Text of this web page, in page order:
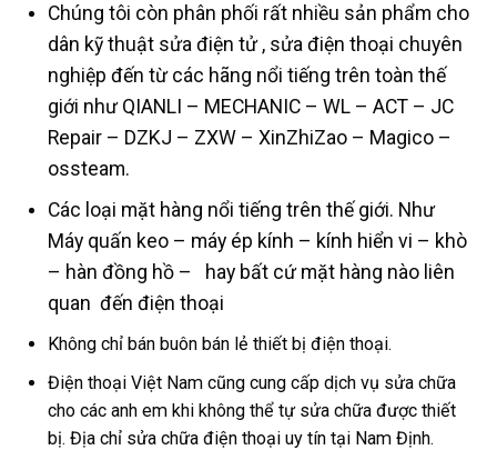
Chúng tôi còn phân phối rất nhiều sản phẩm cho
dân kỹ thuật sửa điện tử , sửa điện thoại chuyên
nghiệp đến từ các hãng nổi tiếng trên toàn thế
giới như QIANLI – MECHANIC – WL – ACT – JC
Repair – DZKJ – ZXW – XinZhiZao – Magico –
ossteam.
Các loại mặt hàng nổi tiếng trên thế giới. Như
Máy quấn keo – máy ép kính – kính hiển vi – khò
– hàn đồng hồ – hay bất cứ mặt hàng nào liên
quan đến điện thoại
Không chỉ bán buôn bán lẻ thiết bị điện thoại.
Điện thoại Việt Nam cũng cung cấp dịch vụ sửa chữa
cho các anh em khi không thể tự sửa chữa được thiết
bị. Địa chỉ sửa chữa điện thoại uy tín tại Nam Định.